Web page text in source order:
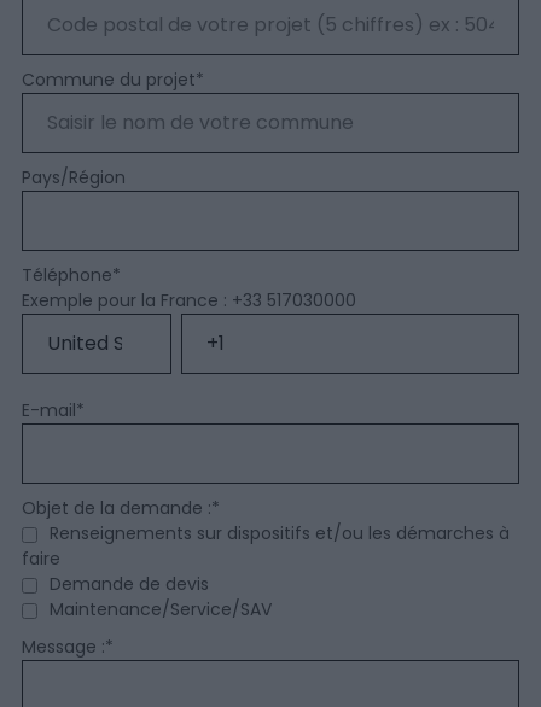
Commune du projet*
Pays/Région
Téléphone*
Exemple pour la France : +33 517030000
E-mail*
Objet de la demande :*
Renseignements sur dispositifs et/ou les démarches à
faire
Demande de devis
Maintenance/Service/SAV
Message :*